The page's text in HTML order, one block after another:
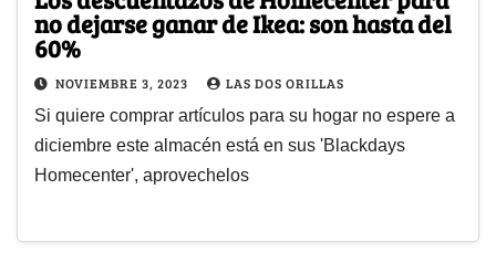
no dejarse ganar de Ikea: son hasta del
60%
NOVIEMBRE 3, 2023 LAS DOS ORILLAS
Si quiere comprar artículos para su hogar no espere a
diciembre este almacén está en sus 'Blackdays
Homecenter', aprovechelos